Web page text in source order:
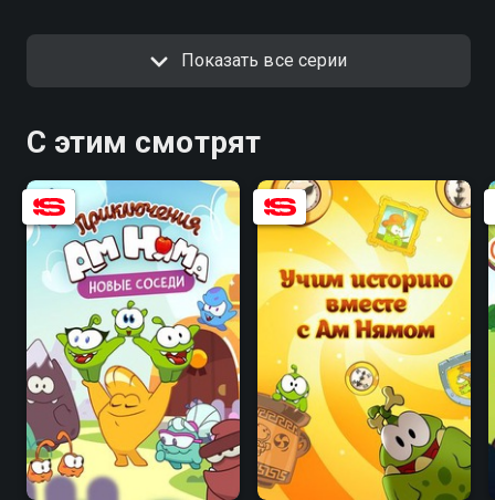
Показать все серии
С этим смотрят
8.2